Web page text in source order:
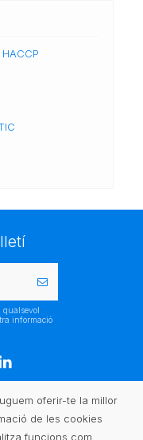
qualsevol
informació
oferir-te la millor
de les cookies
funcions com